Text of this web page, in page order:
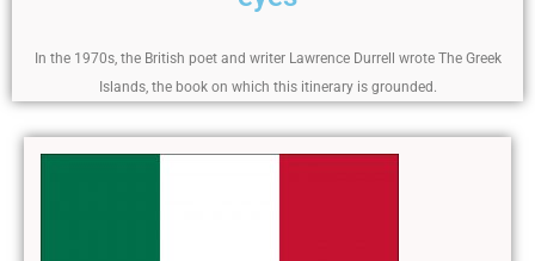
In the 1970s, the British poet and writer Lawrence Durrell wrote The Greek
Islands, the book on which this itinerary is grounded.